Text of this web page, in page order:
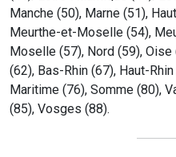
Manche (50), Marne (51),
Meurthe-et-Moselle (54),
Moselle (57), Nord (59),
(62), Bas-Rhin (67), Haut-
Maritime (76), Somme (80),
(85), Vosges (88).